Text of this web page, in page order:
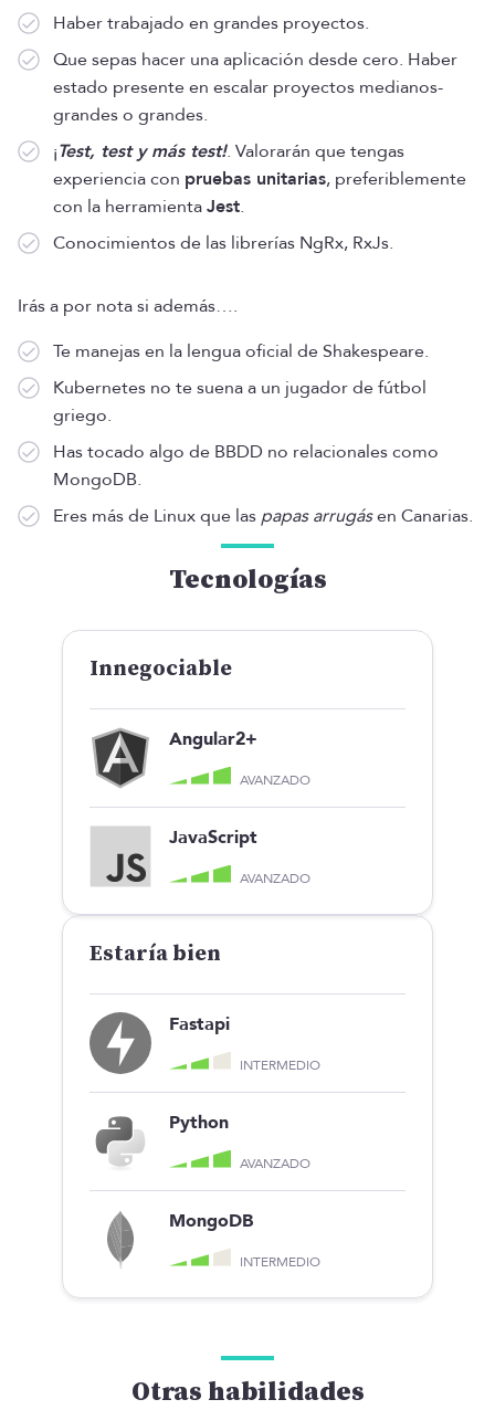
Haber trabajado en grandes proyectos.
Que sepas hacer una aplicación desde cero. Haber
estado presente en escalar proyectos medianos-
grandes o grandes.
¡Test, test y más test!. Valorarán que tengas
experiencia con pruebas unitarias, preferiblemente
con la herramientaJest.
Conocimientos de las librerías NgRx, RxJs.
Irás a por nota si además….
Te manejas en la lengua oficial de Shakespeare.
Kubernetes no te suena a un jugador de fútbol
griego.
Has tocado algo de BBDD no relacionales como
MongoDB.
Eres más de Linux que las papas arrugásen Canarias.
Tecnologías
Innegociable
Angular2+
AVANZADO
JavaScript
AVANZADO
Estaría bien
Fastapi
INTERMEDIO
Python
AVANZADO
MongoDB
INTERMEDIO
Otras habilidades